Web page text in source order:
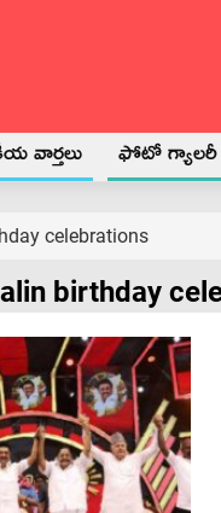
వార్తలు ఫోటో గ్యాలరీ
celebrations
birthday